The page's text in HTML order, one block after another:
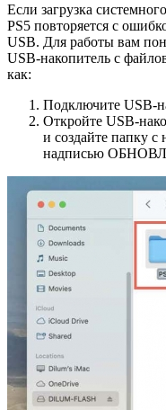
Если загрузка
PS5 повторяется с
USB. Для работы вам
USB-накопитель с
как:
Подключите USB-
Откройте USB-
и создайте папку
надписью